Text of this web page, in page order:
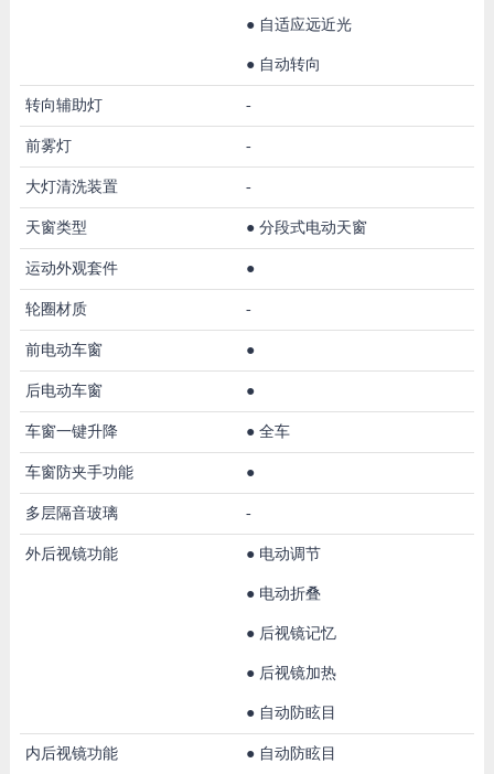
● 自适应远近光
● 自动转向
转向辅助灯 -
前雾灯 -
大灯清洗装置 -
天窗类型 ● 分段式电动天窗
运动外观套件 ●
轮圈材质 -
前电动车窗 ●
后电动车窗 ●
车窗一键升降 ● 全车
车窗防夹手功能 ●
多层隔音玻璃 -
外后视镜功能 ● 电动调节
● 电动折叠
● 后视镜记忆
● 后视镜加热
● 自动防眩目
内后视镜功能 ● 自动防眩目